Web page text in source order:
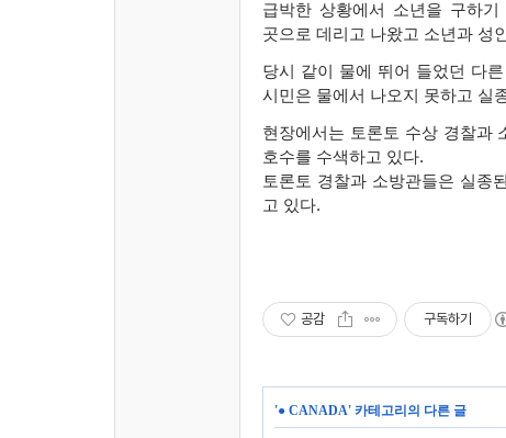
급박한 상황에서 소년을 구하
곳으로 데리고 나왔고 소년과 성
당시 같이 물에 뛰어 들었던 다
시민은 물에서 나오지 못하고 실
현장에서는 토론토 수상 경찰과
호수를 수색하고 있다.
토론토 경찰과 소방관들은 실종
고 있다.
공감 구독하기
'● CANADA' 카테고리의 다른 글